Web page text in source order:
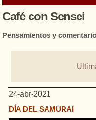
Café con Sensei
Pensamientos y
24-abr-2021
DÍA DEL SAMURAI